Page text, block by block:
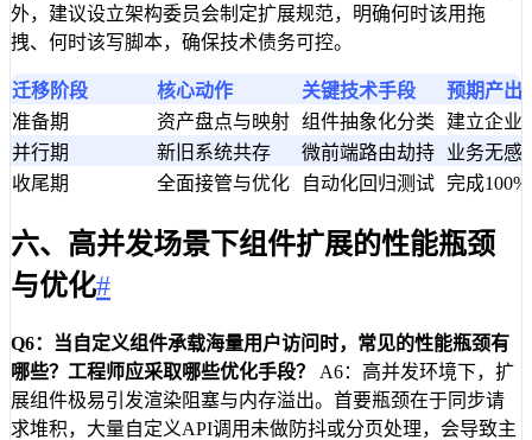
外，建议设立架构委员会制定扩展规范，明确何时该用拖
拽、何时该写脚本，确保技术债务可控。
迁移阶段 核心动作 关键技术手段
预期产出
准备期
资产盘点与映射 组件抽象化分类
建立企业
并行期
新旧系统共存 微前端路由劫持
业务无感
收尾期
全面接管与优化 自动化回归测试 完成
六、高并发场景下组件扩展的性能瓶颈
与优化#
Q6：当自定义组件承载海量用户访问时，常见的性能瓶颈有
哪些？工程师应采取哪些优化手段？
A6：高并发环境下，扩
展组件极易引发渲染阻塞与内存溢出。首要瓶颈在于同步请
求堆积，大量自定义API调用未做防抖或分页处理，会导致主